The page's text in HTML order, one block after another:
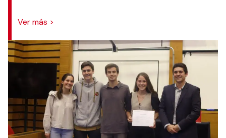
Ver más >